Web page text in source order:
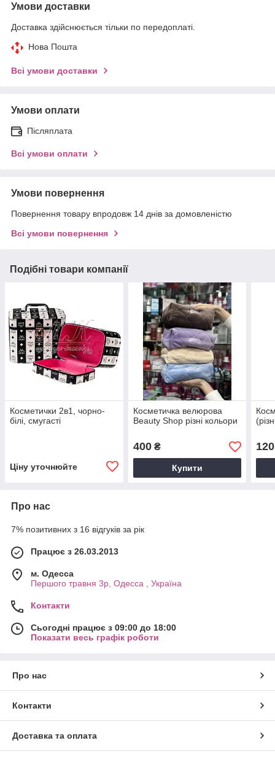
Умови доставки
Доставка здійснюється тільки по передоплаті.
Нова Пошта
Всі умови доставки
Умови оплати
Післяплата
Всі умови оплати
Умови повернення
Повернення товару впродовж 14 днів за домовленістю
Всі умови повернення
Подібні товари компанії
Косметички 2в1, чорно-
білі, смугасті
Ціну уточнюйте
Косметичка велюрова
Beauty Shop різні кольори
400₴
Купити
120
Про нас
7% позитивних з 16 відгуків за рік
Працює з 26.03.2013
м. Одесса
Першого травня 3р, Одесса , Україна
Контакти
Сьогодні працює з 09:00 до 18:00
Показати весь графік роботи
Про нас
Контакти
Доставка та оплата